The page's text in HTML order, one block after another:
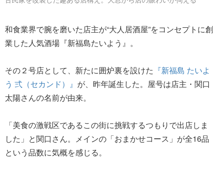
和食業界で腕を磨いた店主が“大人居酒屋”をコンセプトに創
業した人気酒場『新福島たいよう』。
その２号店として、新たに囲炉裏を設けた 『新福島 たいよ
う 弍（セカンド）』 が、昨年誕生した。屋号は店主・関口
太陽さんの名前が由来。
「美食の激戦区であるこの街に挑戦するつもりで出店しま
した」と関口さん。メインの「おまかせコース」が全16品
という品数に気概を感じる。